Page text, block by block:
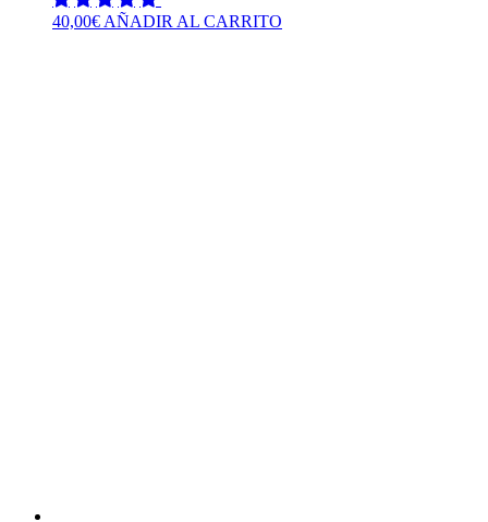
40,00€ AÑADIR AL CARRITO